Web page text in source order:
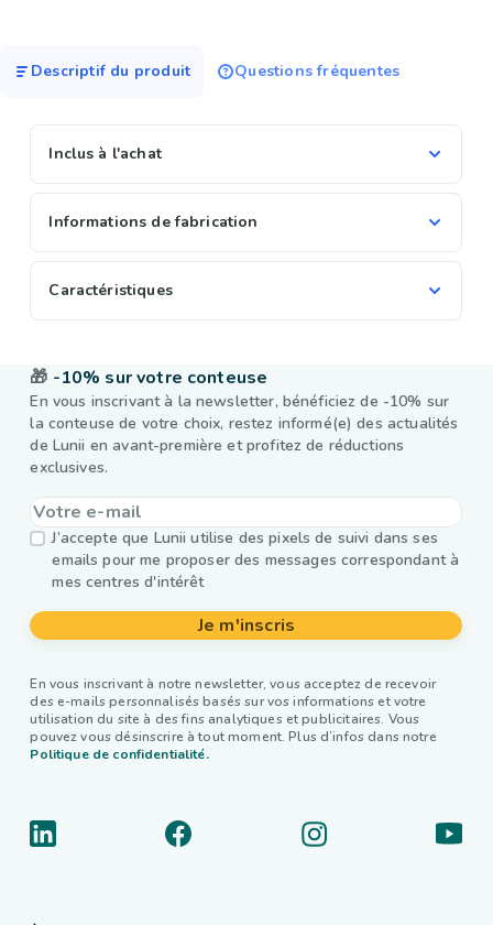
Descriptif du produit Questions fréquentes
Inclus à l'achat
Informations de fabrication
Caractéristiques
🎁 -10% sur votre conteuse
En vous inscrivant à la newsletter, bénéficiez de -10% sur
la conteuse de votre choix, restez informé(e) des actualités
de Lunii en avant-première et profitez de réductions
exclusives.
J’accepte que Lunii utilise des pixels de suivi dans ses
emails pour me proposer des messages correspondant à
mes centres d'intérêt
Je m'inscris
En vous inscrivant à notre newsletter, vous acceptez de recevoir
des e-mails personnalisés basés sur vos informations et votre
utilisation du site à des fins analytiques et publicitaires. Vous
pouvez vous désinscrire à tout moment. Plus d’infos dans notre
Politique de confidentialité.